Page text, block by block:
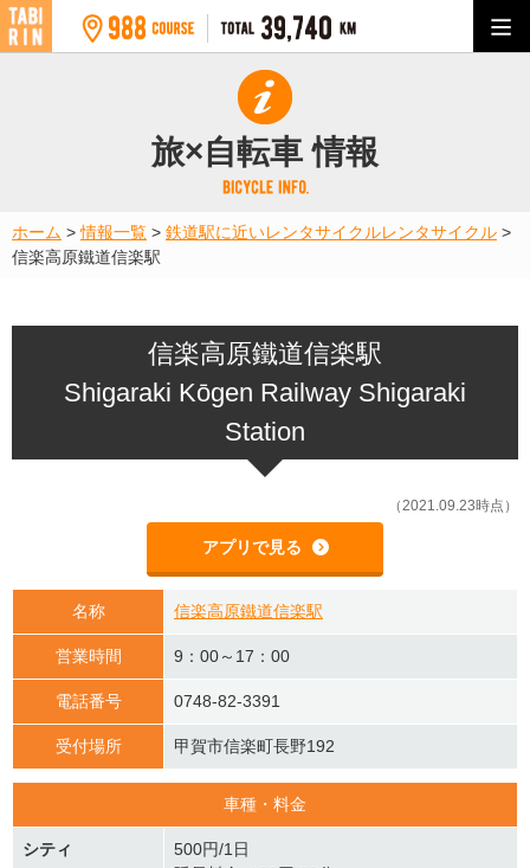
旅×自転車 情報
ホーム >情報一覧 > 鉄道駅に近いレンタサイクルレンタサイクル >
信楽高原鐵道信楽駅
信楽高原鐵道信楽駅
Shigaraki Kōgen Railway Shigaraki
Station
（2021.09.23時点）
アプリで見る
名称 信楽高原鐵道信楽駅
営業時間 9：00～17：00
電話番号 0748-82-3391
受付場所 甲賀市信楽町長野192
車種・料金
シティ
500円/1日